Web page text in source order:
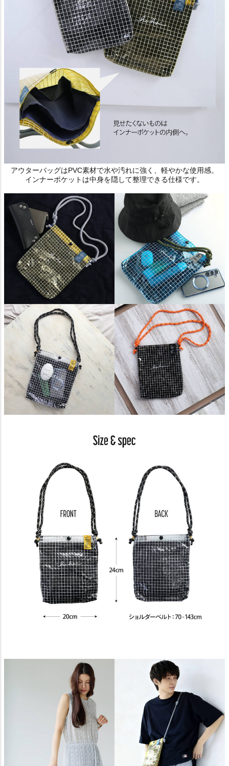
アウターバッグはPVC素材で水や汚れに強く、軽やかな使用感。
インナーポケットは中身を隠して整理できる仕様です。